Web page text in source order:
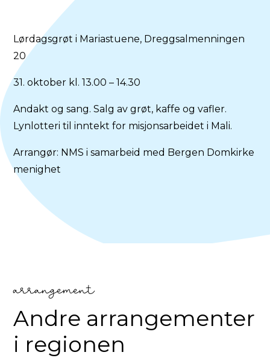
Lørdagsgrøt i Mariastuene, Dreggsalmenningen
20
31. oktober kl. 13.00 – 14.30
Andakt og sang. Salg av grøt, kaffe og vafler.
Lynlotteri til inntekt for misjonsarbeidet i Mali.
Arrangør: NMS i samarbeid med Bergen Domkirke
menighet
arrangement
Andre arrangementer
i regionen